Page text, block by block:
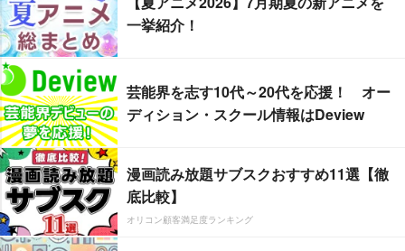
一挙紹介！
芸能界を志す10代～20代を応援！ オー
ディション・スクール情報はDeview
漫画読み放題サブスクおすすめ11選【徹
底比較】
オリコン顧客満足度ランキング